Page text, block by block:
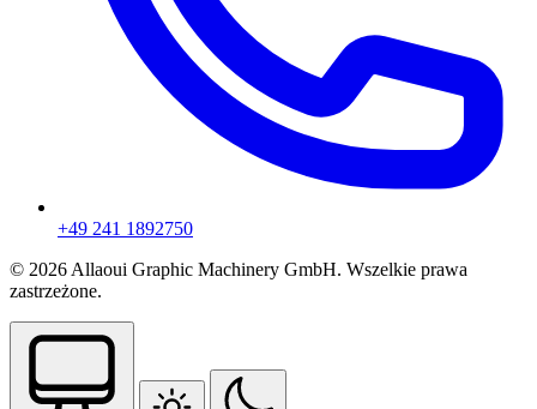
+49 241 1892750
© 2026 Allaoui Graphic Machinery GmbH. Wszelkie prawa
zastrzeżone.